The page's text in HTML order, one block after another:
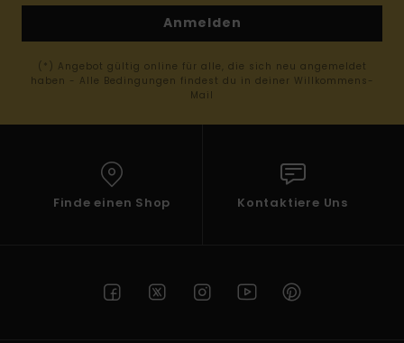
Anmelden
(*) Angebot gültig online für alle, die sich neu angemeldet
haben - Alle Bedingungen findest du in deiner Willkommens-
Mail
Finde einen Shop Kontaktiere Uns